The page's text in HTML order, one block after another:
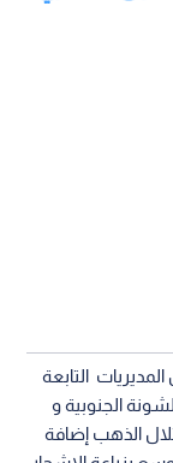
التابعة
الجنوبية و
الذهب إضافة